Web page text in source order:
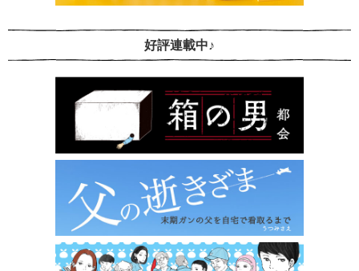
好評連載中♪